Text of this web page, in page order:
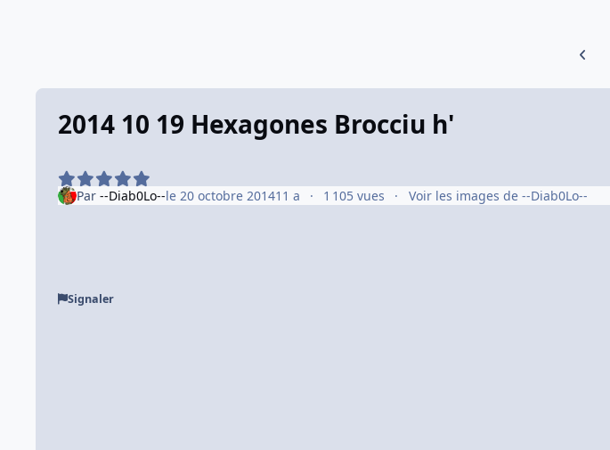
2014 10 19 Hexagones Brocciu h'
Par --Diab0Lo--le 20 octobre 201411 a 1 105 vues Voir les images de --Diab0Lo--
Signaler